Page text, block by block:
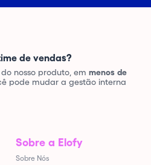
de vendas?
nosso produto, em menos de
pode mudar a gestão interna
Sobre a Elofy
Sobre Nós